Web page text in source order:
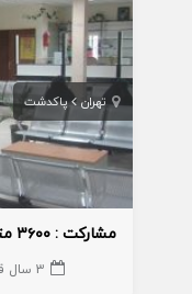
تهران پاکدشت
3 سال قبل